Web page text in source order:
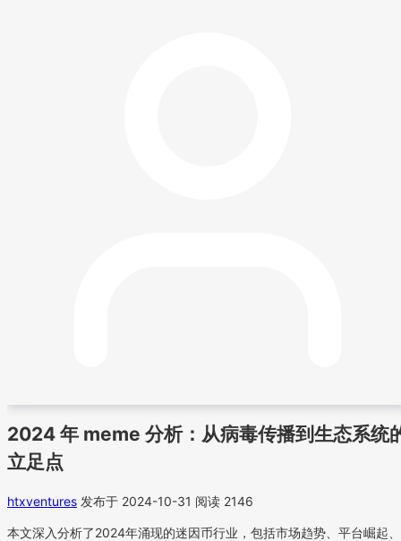
2024 年 meme 分析：从病毒传播到生态系统
立足点
htxventures 发布于 2024-10-31 阅读 2146
本文深入分析了2024年涌现的迷因币行业，包括市场趋势、平台崛起、